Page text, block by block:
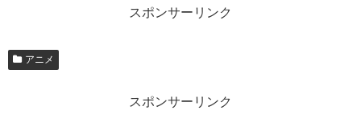
スポンサーリンク
アニメ
スポンサーリンク